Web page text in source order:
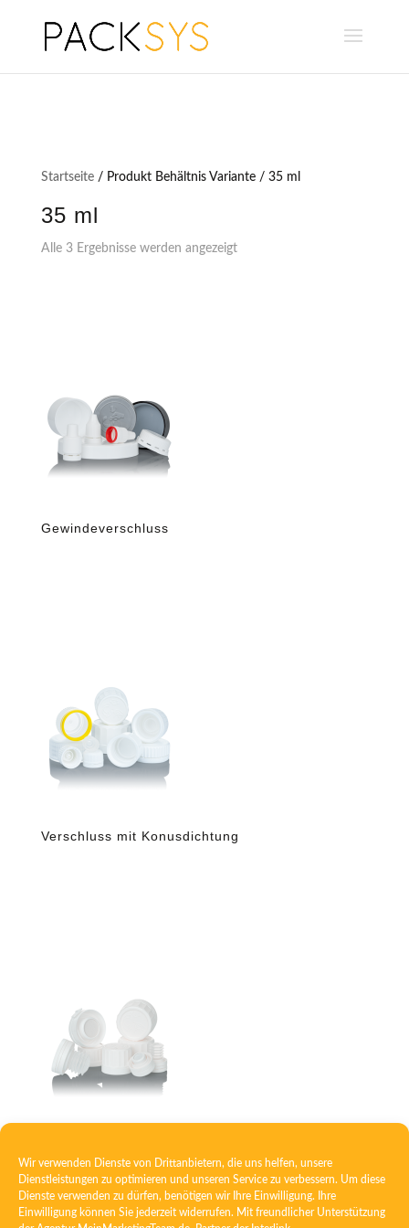
Wir verwenden Dienste von Drittanbietern, die uns helfen, unsere
Dienstleistungen zu optimieren und unseren Service zu verbessern. Um diese
Dienste verwenden zu dürfen, benötigen wir Ihre Einwilligung. Ihre
Einwilligung können Sie jederzeit widerrufen. Mit freundlicher Unterstützung
Startseite/ Produkt Behältnis Variante / 35 ml
35 ml
Alle 3 Ergebnisse werden angezeigt
Gewindeverschluss
Verschluss mit Konusdichtung
Trockenkapsel